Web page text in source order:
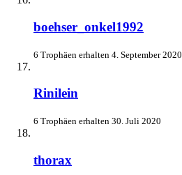
boehser_onkel1992
6 Trophäen erhalten 4. September 2020
Rinilein
6 Trophäen erhalten 30. Juli 2020
thorax